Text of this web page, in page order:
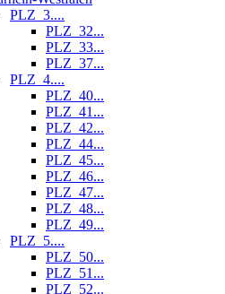
PLZ_3....
PLZ_32...
PLZ_33...
PLZ_37...
PLZ_4....
PLZ_40...
PLZ_41...
PLZ_42...
PLZ_44...
PLZ_45...
PLZ_46...
PLZ_47...
PLZ_48...
PLZ_49...
PLZ_5....
PLZ_50...
PLZ_51...
PLZ_52...